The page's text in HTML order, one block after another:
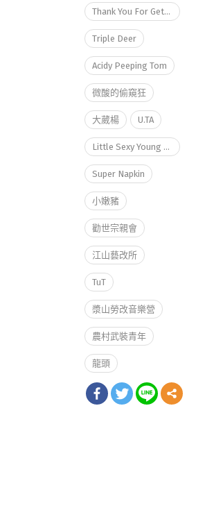
Thank You For Getting Lung Cancer.
Triple Deer
Acidy Peeping Tom
微酸的偷窺狂
大葳楊 U.TA
Little Sexy Young Pig
Super Napkin
小嫩豬
勸世宗親會
江山藝改所
TuT
漿山勞改音樂營
農村武裝青年
龍頭